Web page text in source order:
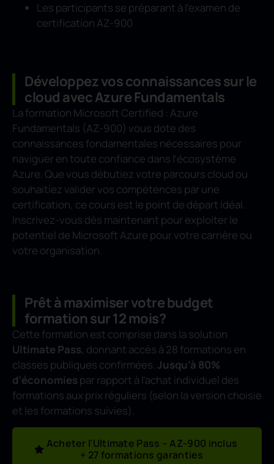
Les participants se préparant à l’examen de
certification AZ-900
Développez vos connaissances sur le
cloud avec Azure Fundamentals
La formation Microsoft Certified : Azure
Fundamentals (AZ-900) vous dote des
connaissances fondamentales nécessaires pour
naviguer en toute confiance dans l’écosystème
Azure. Que vous débutiez votre parcours cloud ou
souhaitiez valider vos compétences par une
certification, ce cours est le point de départ idéal.
Inscrivez-vous dès maintenant pour exploiter le
potentiel de Microsoft Azure pour votre carrière ou
votre organisation.
Prêt à maximiser votre budget
formation sur 12 mois?
Cette formation est comprise dans la solution
Ultimate Pass, donnant accès à 28 formations en
classes publiques confirmées. Jusqu’à 80%
d’économies par rapport à l’achat individuel des
formations aux prix réguliers (selon la version choisie
et les formations suivies).
Acheter l’Ultimate Pass – AZ-900 inclus
+ 27 formations garanties